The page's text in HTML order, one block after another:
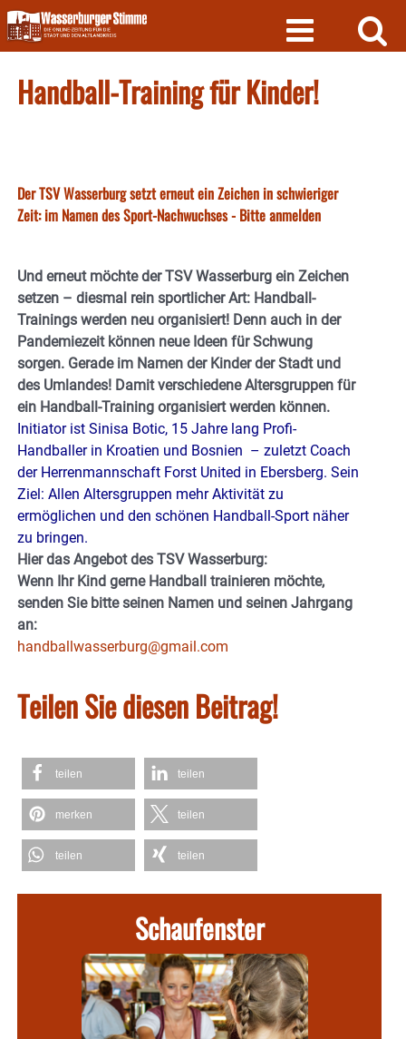
Skip
to
content
Handball-Training für Kinder!
Der TSV Wasserburg setzt erneut ein Zeichen in schwieriger
Zeit: im Namen des Sport-Nachwuchses - Bitte anmelden
Und erneut möchte der TSV Wasserburg ein Zeichen
setzen – diesmal rein sportlicher Art: Handball-
Trainings werden neu organisiert! Denn auch in der
Pandemiezeit können neue Ideen für Schwung
sorgen. Gerade im Namen der Kinder der Stadt und
des Umlandes! Damit verschiedene Altersgruppen für
ein Handball-Training organisiert werden können.
Initiator ist Sinisa Botic, 15 Jahre lang Profi-
Handballer in Kroatien und Bosnien – zuletzt Coach
der Herrenmannschaft Forst United in Ebersberg. Sein
Ziel: Allen Altersgruppen mehr Aktivität zu
ermöglichen und den schönen Handball-Sport näher
zu bringen.
Hier das Angebot des TSV Wasserburg:
Wenn Ihr Kind gerne Handball trainieren möchte,
senden Sie bitte seinen Namen und seinen Jahrgang
an:
handballwasserburg@gmail.com
Teilen Sie diesen Beitrag!
teilen teilen
merken teilen
teilen teilen
Schaufenster